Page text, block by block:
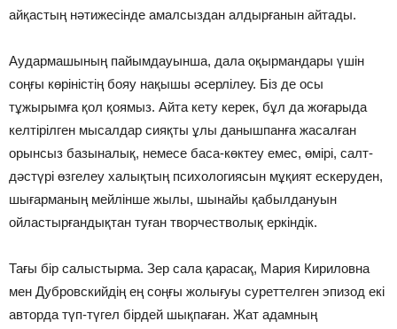
айқастың нәтижесінде амалсыздан алдырғанын айтады.
Аудармашының пайымдауынша, дала оқырмандары үшін
соңғы көріністің бояу нақышы әсерлілеу. Біз де осы
тұжырымға қол қоямыз. Айта кету керек, бұл да жоғарыда
келтірілген мысалдар сияқты ұлы данышпанға жасалған
орынсыз базыналық, немесе баса-көктеу емес, өмірі, салт-
дәстүрі өзгелеу халықтың психологиясын мұқият ескеруден,
шығарманың мейлінше жылы, шынайы қабылдануын
ойластырғандықтан туған творчестволық еркіндік.
Тағы бір салыстырма. Зер сала қарасақ, Мария Кириловна
мен Дубровскийдің ең соңғы жолығуы суреттелген эпизод екі
авторда түп-түгел бірдей шықпаған. Жат адамның